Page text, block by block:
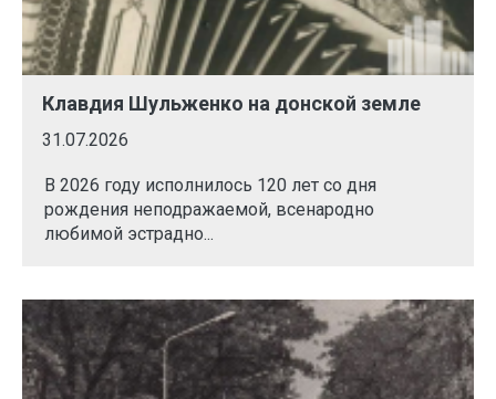
Клавдия Шульженко на донской земле
31.07.2026
В 2026 году исполнилось 120 лет со дня
рождения неподражаемой, всенародно
любимой эстрадно...